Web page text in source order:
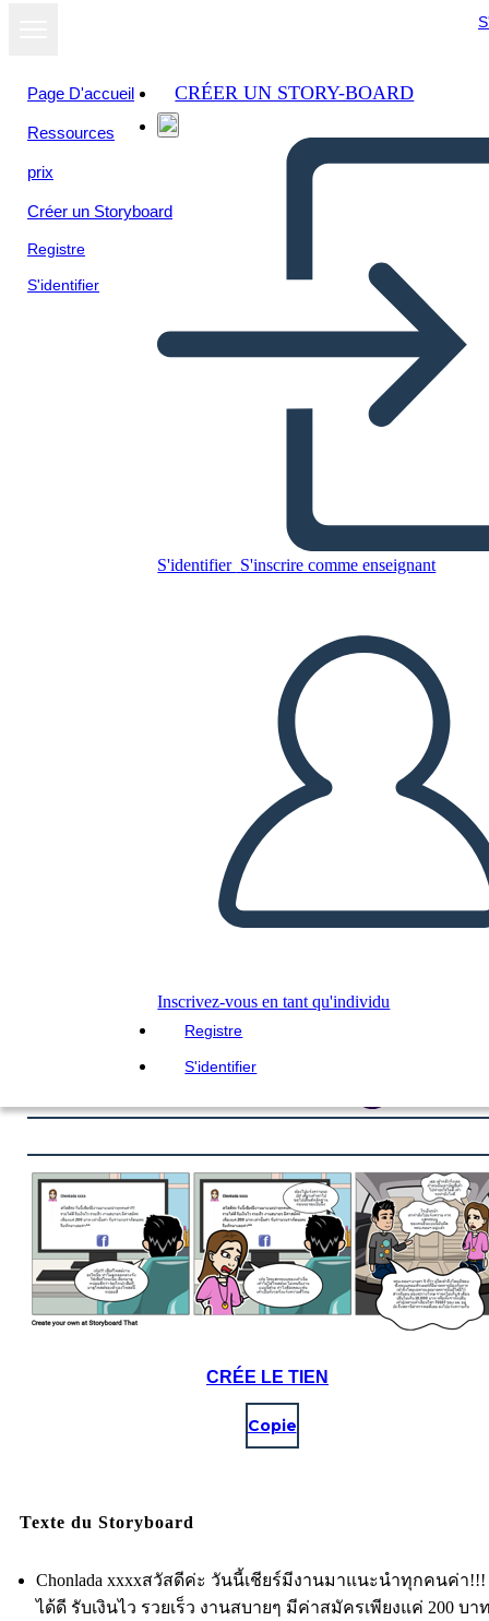
Page D'accueil
Ressources
prix
Créer un Storyboard
Registre
S'identifier
CRÉER UN STORY-BOARD
S'identifier S'inscrire comme enseignant
Inscrivez-vous en tant qu'individu
Registre
S'identifier
Copiez ce storyboard
LIS-MOI
Afficher sous
forme de
CRÉE LE TIEN
Copie
Texte du Storyboard
Chonlada xxxxสวัสดีค่ะ วันนี้เชียร์มีงานมาแนะนำทุกคนค่า!!!
ได้ดี รับเงินไว รวยเร็ว งานสบายๆ มีค่าสมัครเพียงแค่ 200 บา